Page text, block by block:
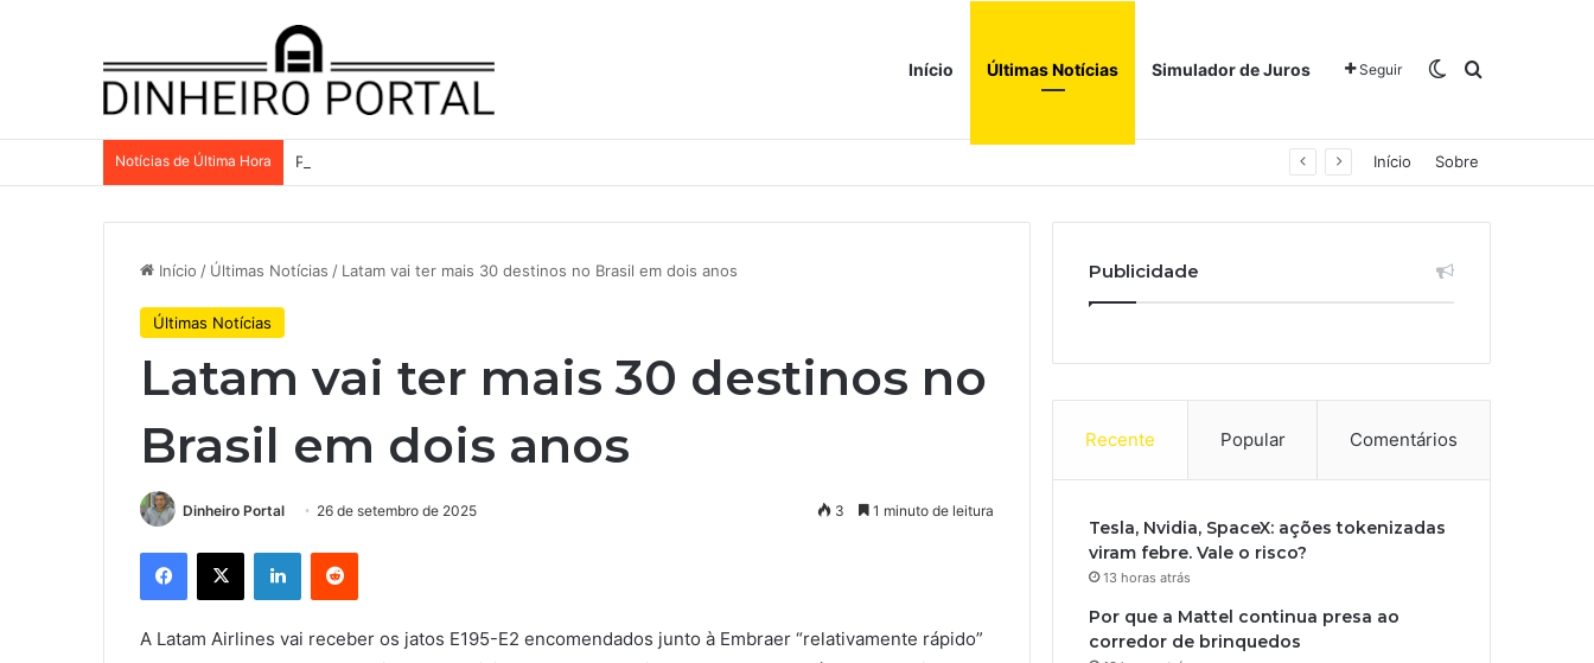
Início Últimas Notícias Simulador de Juros Seguir Switch skin
Procurar por
Notícias de Última Hora Por que a Mattel continua presa ao corredor de brinquedos Início Sobre
Início / Últimas Notícias / Latam vai ter mais 30 destinos no Brasil em dois anos
Últimas Notícias
Latam vai ter mais 30 destinos no
Brasil em dois anos
Dinheiro Portal 26 de setembro de 2025 3 1 minuto de leitura
Facebook
X LinkedinReddit
A Latam Airlines vai receber os jatos E195-E2 encomendados junto à Embraer “relativamente rápido”
Publicidade
Recente Popular Comentários
Tesla, Nvidia, SpaceX: ações tokenizadas
viram febre. Vale o risco?
13 horas atrás
Por que a Mattel continua presa ao
corredor de brinquedos